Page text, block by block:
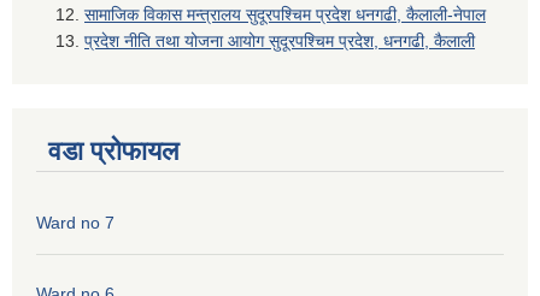
सामाजिक विकास मन्त्रालय सुदूरपश्चिम प्रदेश धनगढी, कैलाली-नेपाल
प्रदेश नीति तथा योजना आयोग सुदूरपश्चिम प्रदेश, धनगढी, कैलाली
वडा प्रोफायल
Ward no 7